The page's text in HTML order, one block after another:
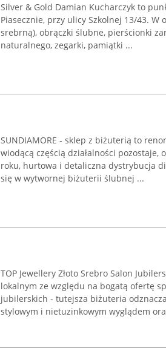
Silver & Gold Damian Kucharczyk to
Piasecznie, przy ulicy Szkolnej 13/43. W
srebrną), obrączki ślubne, pierścionki
naturalnego, zegarki, pamiątki ...
SUNDIAMORE - sklep z biżuterią to
wiodącą częścią działalności pozostaje,
roku, hurtowa i detaliczna dystrybucja
się w wytwornej biżuterii ślubnej ...
TOP Jewellery Złoto Srebro Salon
lokalnym ze względu na bogatą ofertę
jubilerskich - tutejsza biżuteria
stylowym i nietuzinkowym wyglądem